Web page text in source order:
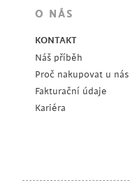
O NÁS
KONTAKT
Náš příběh
Proč nakupovat u nás
Fakturační údaje
Kariéra